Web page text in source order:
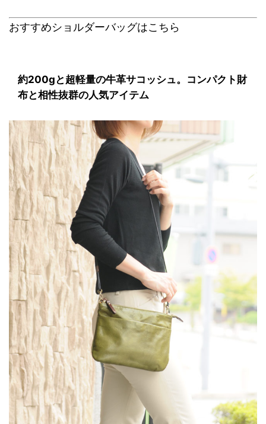
おすすめショルダーバッグはこちら
約200gと超軽量の牛革サコッシュ。コンパクト財
布と相性抜群の人気アイテム